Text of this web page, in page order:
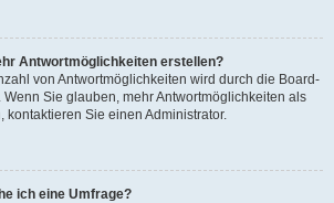
Antwortmöglichkeiten erstellen?
von Antwortmöglichkeiten wird durch die Board-
Sie glauben, mehr Antwortmöglichkeiten als
kontaktieren Sie einen Administrator.
ich eine Umfrage?